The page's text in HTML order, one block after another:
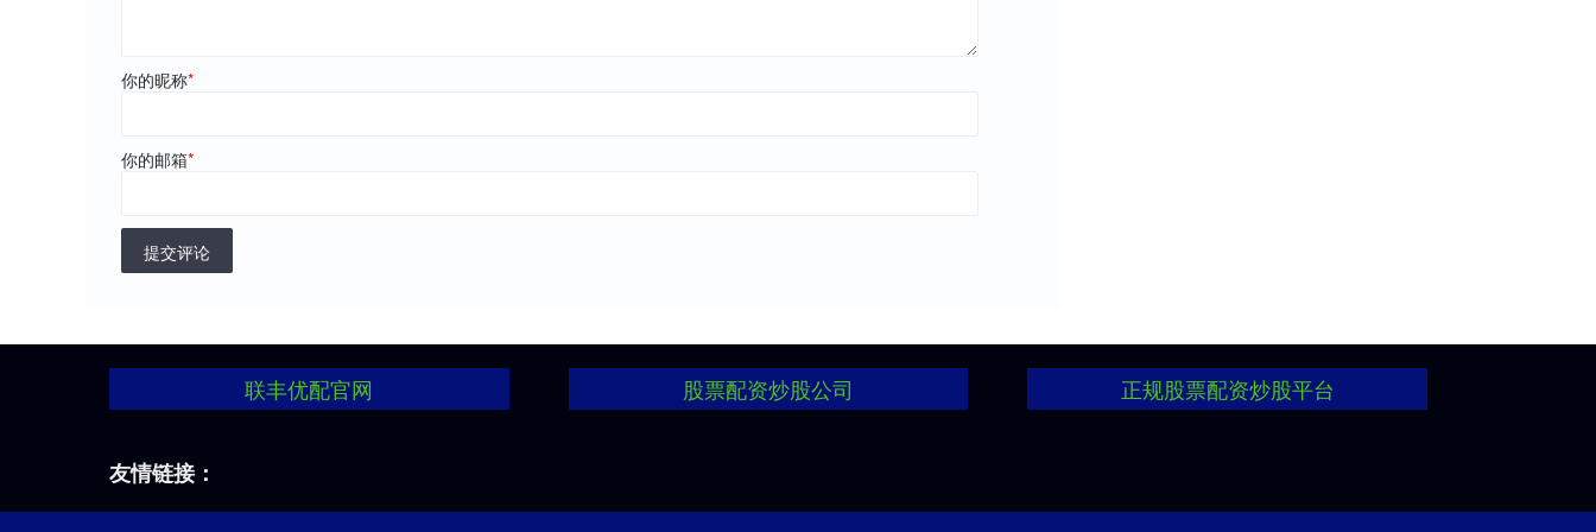
你的昵称*
你的邮箱*
提交评论
联丰优配官网 股票配资炒股公司 正规股票配资炒股平台
友情链接：